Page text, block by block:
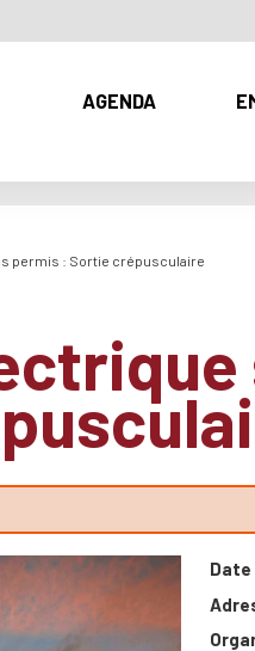
AGENDA
permis : Sortie crépusculaire
Date